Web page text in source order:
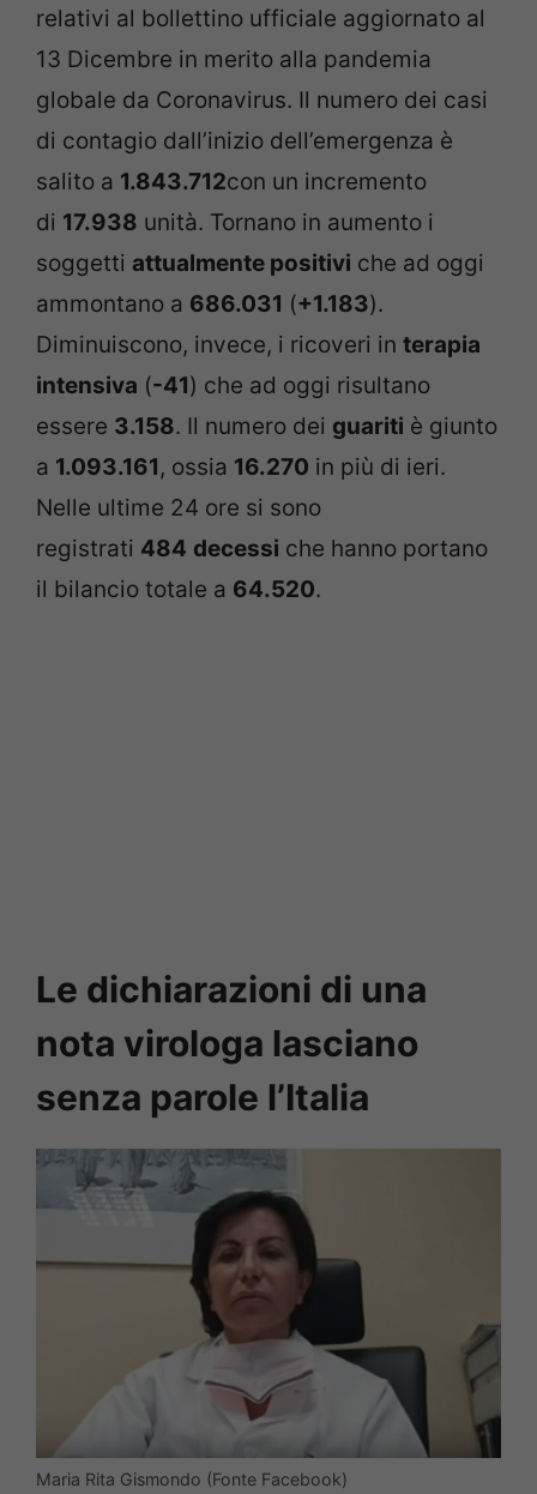
relativi al bollettino ufficiale aggiornato al
13 Dicembre in merito alla pandemia
globale da Coronavirus. Il numero dei casi
di contagio dall’inizio dell’emergenza è
salito a 1.843.712con un incremento
di 17.938 unità. Tornano in aumento i
soggetti attualmente positivi che ad oggi
ammontano a 686.031 (+1.183).
Diminuiscono, invece, i ricoveri in terapia
intensiva (-41) che ad oggi risultano
essere 3.158. Il numero dei guariti è giunto
a 1.093.161, ossia 16.270 in più di ieri.
Nelle ultime 24 ore si sono
registrati 484 decessi che hanno portano
il bilancio totale a 64.520.
Le dichiarazioni di una
nota virologa lasciano
senza parole l’Italia
Maria Rita Gismondo (Fonte Facebook)